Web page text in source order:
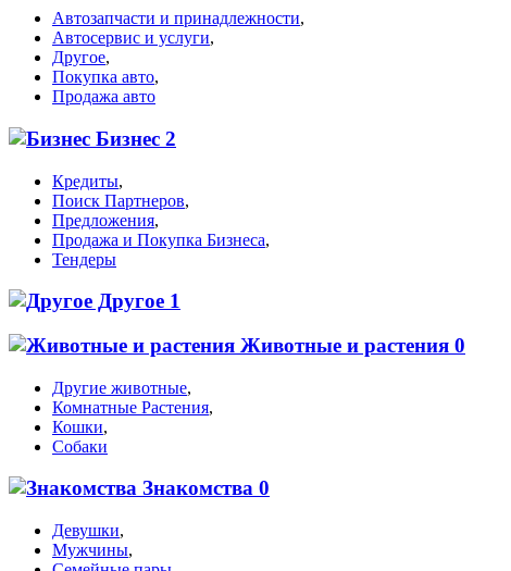
Автозапчасти и принадлежности,
Автосервис и услуги,
Другое,
Покупка авто,
Продажа авто
Бизнес 2
Кредиты,
Поиск Партнеров,
Предложения,
Продажа и Покупка Бизнеса,
Тендеры
Другое 1
Животные и растения 0
Другие животные,
Комнатные Растения,
Кошки,
Собаки
Знакомства 0
Девушки,
Мужчины,